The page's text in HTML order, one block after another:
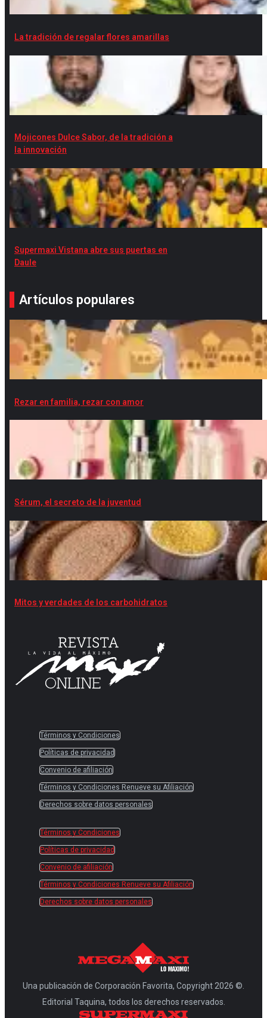
La tradición de regalar flores amarillas
Mojicones Dulce Sabor, de la tradición a
la innovación
Supermaxi Vistana abre sus puertas en
Daule
Artículos populares
Rezar en familia, rezar con amor
Sérum, el secreto de la juventud
Mitos y verdades de los carbohidratos
Términos y Condiciones
Políticas de privacidad
Convenio de afiliación
Términos y Condiciones Renueve su Afiliación
Derechos sobre datos personales
Términos y Condiciones
Políticas de privacidad
Convenio de afiliación
Términos y Condiciones Renueve su Afiliación
Derechos sobre datos personales
Una publicación de Corporación Favorita, Copyright 2026 ©.
Editorial Taquina, todos los derechos reservados.